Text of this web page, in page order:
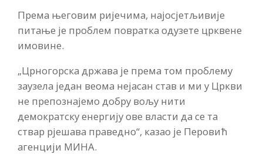
Према његовим ријечима, најосјетљивије
питање је проблем повратка одузете црквене
имовине.
„Црногорска држава је према том проблему
заузела један веома нејасан став и ми у Цркви
не препознајемо добру вољу нити
демократску енергију ове власти да се та
ствар рјешава праведно“, казао је Перовић
агенцији МИНА.